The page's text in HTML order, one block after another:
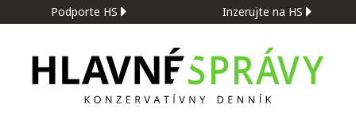
Podporte HS Inzerujte na HS